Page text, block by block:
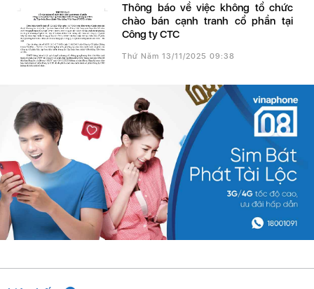
Thông báo về việc không tổ chức
chào bán cạnh tranh cổ phần tại
Công ty CTC
Thứ Năm 13/11/2025 09:38